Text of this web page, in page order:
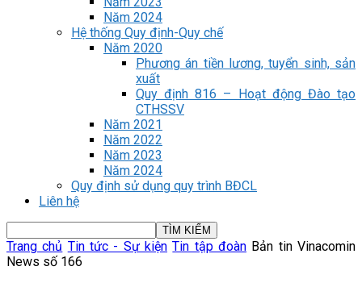
Năm 2024
Hệ thống Quy định-Quy chế
Năm 2020
Phương án tiền lương, tuyển sinh, sản
xuất
Quy định 816 – Hoạt động Đào tạo
CTHSSV
Năm 2021
Năm 2022
Năm 2023
Năm 2024
Quy định sử dụng quy trình BĐCL
Liên hệ
Trang chủ Tin tức - Sự kiện Tin tập đoàn Bản tin Vinacomin
News số 166